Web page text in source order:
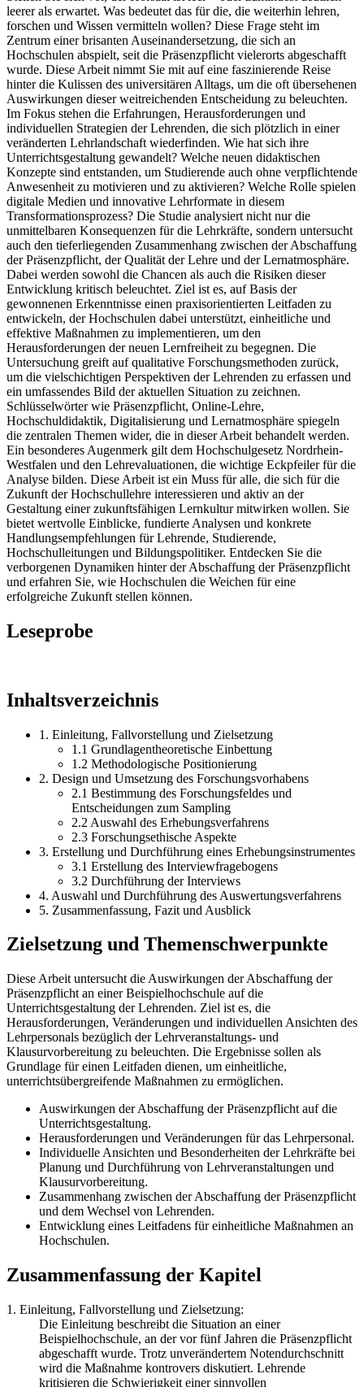
leerer als erwartet. Was bedeutet das für die, die weiterhin lehren,
forschen und Wissen vermitteln wollen? Diese Frage steht im
Zentrum einer brisanten Auseinandersetzung, die sich an
Hochschulen abspielt, seit die Präsenzpflicht vielerorts abgeschafft
wurde. Diese Arbeit nimmt Sie mit auf eine faszinierende Reise
hinter die Kulissen des universitären Alltags, um die oft übersehenen
Auswirkungen dieser weitreichenden Entscheidung zu beleuchten.
Im Fokus stehen die Erfahrungen, Herausforderungen und
individuellen Strategien der Lehrenden, die sich plötzlich in einer
veränderten Lehrlandschaft wiederfinden. Wie hat sich ihre
Unterrichtsgestaltung gewandelt? Welche neuen didaktischen
Konzepte sind entstanden, um Studierende auch ohne verpflichtende
Anwesenheit zu motivieren und zu aktivieren? Welche Rolle spielen
digitale Medien und innovative Lehrformate in diesem
Transformationsprozess? Die Studie analysiert nicht nur die
unmittelbaren Konsequenzen für die Lehrkräfte, sondern untersucht
auch den tieferliegenden Zusammenhang zwischen der Abschaffung
der Präsenzpflicht, der Qualität der Lehre und der Lernatmosphäre.
Dabei werden sowohl die Chancen als auch die Risiken dieser
Entwicklung kritisch beleuchtet. Ziel ist es, auf Basis der
gewonnenen Erkenntnisse einen praxisorientierten Leitfaden zu
entwickeln, der Hochschulen dabei unterstützt, einheitliche und
effektive Maßnahmen zu implementieren, um den
Herausforderungen der neuen Lernfreiheit zu begegnen. Die
Untersuchung greift auf qualitative Forschungsmethoden zurück,
um die vielschichtigen Perspektiven der Lehrenden zu erfassen und
ein umfassendes Bild der aktuellen Situation zu zeichnen.
Schlüsselwörter wie Präsenzpflicht, Online-Lehre,
Hochschuldidaktik, Digitalisierung und Lernatmosphäre spiegeln
die zentralen Themen wider, die in dieser Arbeit behandelt werden.
Ein besonderes Augenmerk gilt dem Hochschulgesetz Nordrhein-
Westfalen und den Lehrevaluationen, die wichtige Eckpfeiler für die
Analyse bilden. Diese Arbeit ist ein Muss für alle, die sich für die
Zukunft der Hochschullehre interessieren und aktiv an der
Gestaltung einer zukunftsfähigen Lernkultur mitwirken wollen. Sie
bietet wertvolle Einblicke, fundierte Analysen und konkrete
Handlungsempfehlungen für Lehrende, Studierende,
Hochschulleitungen und Bildungspolitiker. Entdecken Sie die
verborgenen Dynamiken hinter der Abschaffung der Präsenzpflicht
und erfahren Sie, wie Hochschulen die Weichen für eine
erfolgreiche Zukunft stellen können.
Leseprobe
Inhaltsverzeichnis
1. Einleitung, Fallvorstellung und Zielsetzung
1.1 Grundlagentheoretische Einbettung
1.2 Methodologische Positionierung
2. Design und Umsetzung des Forschungsvorhabens
2.1 Bestimmung des Forschungsfeldes und
Entscheidungen zum Sampling
2.2 Auswahl des Erhebungsverfahrens
2.3 Forschungsethische Aspekte
3. Erstellung und Durchführung eines Erhebungsinstrumentes
3.1 Erstellung des Interviewfragebogens
3.2 Durchführung der Interviews
4. Auswahl und Durchführung des Auswertungsverfahrens
5. Zusammenfassung, Fazit und Ausblick
Zielsetzung und Themenschwerpunkte
Diese Arbeit untersucht die Auswirkungen der Abschaffung der
Präsenzpflicht an einer Beispielhochschule auf die
Unterrichtsgestaltung der Lehrenden. Ziel ist es, die
Herausforderungen, Veränderungen und individuellen Ansichten des
Lehrpersonals bezüglich der Lehrveranstaltungs- und
Klausurvorbereitung zu beleuchten. Die Ergebnisse sollen als
Grundlage für einen Leitfaden dienen, um einheitliche,
unterrichtsübergreifende Maßnahmen zu ermöglichen.
Auswirkungen der Abschaffung der Präsenzpflicht auf die
Unterrichtsgestaltung.
Herausforderungen und Veränderungen für das Lehrpersonal.
Individuelle Ansichten und Besonderheiten der Lehrkräfte bei
Planung und Durchführung von Lehrveranstaltungen und
Klausurvorbereitung.
Zusammenhang zwischen der Abschaffung der Präsenzpflicht
und dem Wechsel von Lehrenden.
Entwicklung eines Leitfadens für einheitliche Maßnahmen an
Hochschulen.
Zusammenfassung der Kapitel
1. Einleitung, Fallvorstellung und Zielsetzung:
Die Einleitung beschreibt die Situation an einer
Beispielhochschule, an der vor fünf Jahren die Präsenzpflicht
abgeschafft wurde. Trotz unverändertem Notendurchschnitt
wird die Maßnahme kontrovers diskutiert. Lehrende
kritisieren die Schwierigkeit einer sinnvollen